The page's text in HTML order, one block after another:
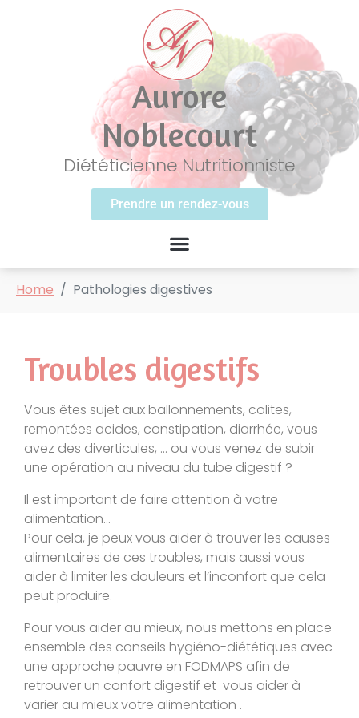
Aurore
Noblecourt
Diététicienne Nutritionniste
Prendre un rendez-vous
Home Pathologies digestives
Troubles digestifs
Vous êtes sujet aux ballonnements, colites,
remontées acides, constipation, diarrhée, vous
avez des diverticules, … ou vous venez de subir
une opération au niveau du tube digestif ?
Il est important de faire attention à votre
alimentation…
Pour cela, je peux vous aider à trouver les causes
alimentaires de ces troubles, mais aussi vous
aider à limiter les douleurs et l’inconfort que cela
peut produire.
Pour vous aider au mieux, nous mettons en place
ensemble des conseils hygiéno-diététiques avec
une approche pauvre en FODMAPS afin de
retrouver un confort digestif et vous aider à
varier au mieux votre alimentation .